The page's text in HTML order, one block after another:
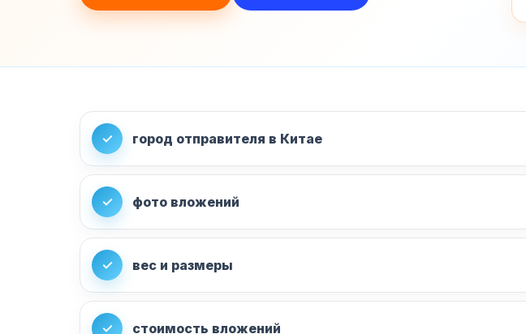
✓ город отправителя в Китае
✓ фото вложений
✓ вес и размеры
✓ стоимость вложений